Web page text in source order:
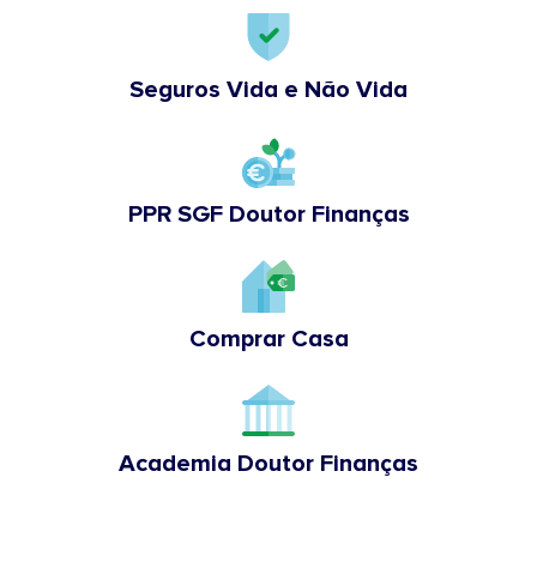
Seguros Vida e Não Vida
PPR SGF Doutor Finanças
Comprar Casa
Academia Doutor Finanças